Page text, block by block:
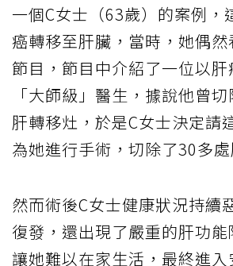
一個C女士（63歲）的案例，
癌轉移至肝臟，當時，她偶
節目，節目中介紹了一位以
「大師級」醫生，據說他曾
肝轉移灶，於是C女士決定請
為她進行手術，切除了30多處
然而術後C女士健康狀況持續
復發，還出現了嚴重的肝功
讓她難以在家生活，最終進入